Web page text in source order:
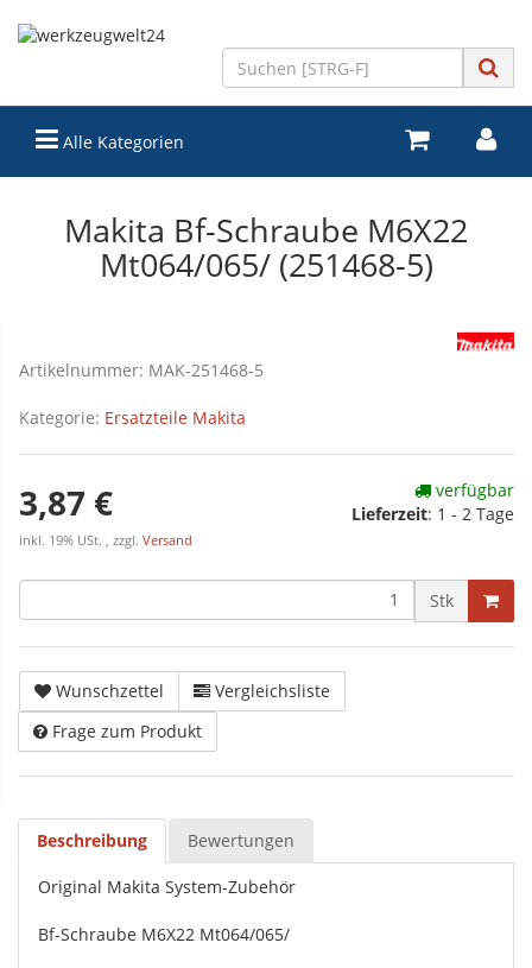
Alle Kategorien
Makita Bf-Schraube M6X22
Mt064/065/ (251468-5)
Artikelnummer: MAK-251468-5
Kategorie: Ersatzteile Makita
3,87 €
inkl. 19% USt. , zzgl. Versand
verfügbar
Lieferzeit: 1 - 2 Tage
Stk
Wunschzettel
Vergleichsliste
Frage zum Produkt
Beschreibung Bewertungen
Original Makita System-Zubehör
Bf-Schraube M6X22 Mt064/065/